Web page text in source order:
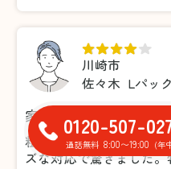
川崎市
佐々木 Lパック
家具の処分がこんな
粗大ゴミの処分で利用
ズな対応で驚きました
0120-507-
通話無料 8:00〜19:00 (年